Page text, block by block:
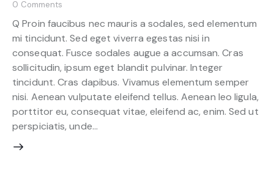
0 Comments
Q Proin faucibus nec mauris a sodales, sed elementum
mi tincidunt. Sed eget viverra egestas nisi in
consequat. Fusce sodales augue a accumsan. Cras
sollicitudin, ipsum eget blandit pulvinar. Integer
tincidunt. Cras dapibus. Vivamus elementum semper
nisi. Aenean vulputate eleifend tellus. Aenean leo ligula,
porttitor eu, consequat vitae, eleifend ac, enim. Sed ut
perspiciatis, unde…